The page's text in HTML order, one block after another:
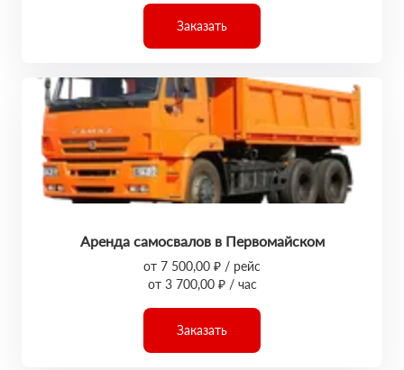
Заказать
Аренда самосвалов в Первомайском
от 7 500,00 ₽ / рейс
от 3 700,00 ₽ / час
Заказать